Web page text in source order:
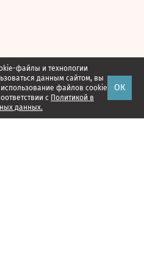
файлы и технологии
данным сайтом, вы
файлов cookie
с Политикой в
данных.
ОК